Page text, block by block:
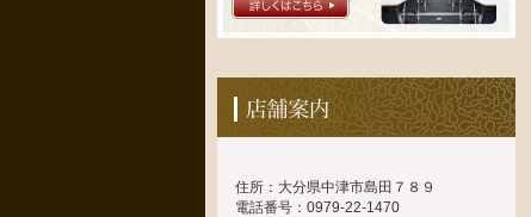
住所：大分県中津市島田７８９
電話番号：0979-22-1470